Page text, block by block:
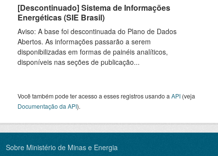
[Descontinuado] Sistema de Informações
Energéticas (SIE Brasil)
Aviso: A base foi descontinuada do Plano de Dados
Abertos. As informações passarão a serem
disponibilizadas em formas de painéis analíticos,
disponíveis nas seções de publicação...
Você também pode ter acesso a esses registros usando a API (veja
Documentação da API).
Sobre Ministério de Minas e Energia